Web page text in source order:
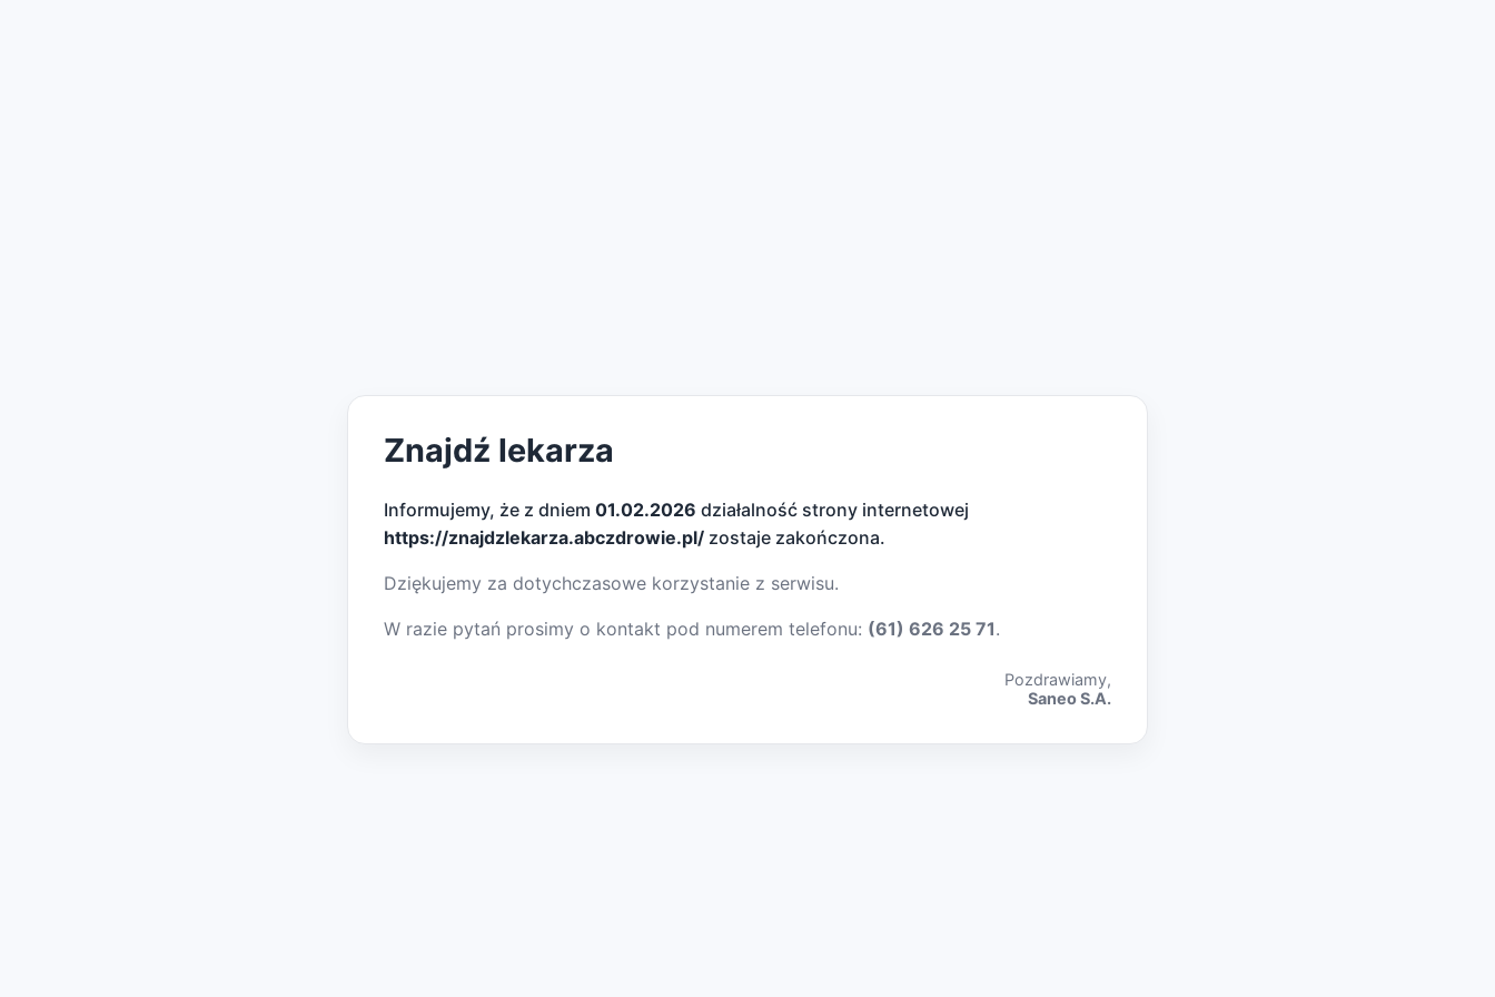
Znajdź lekarza
Informujemy, że z dniem 01.02.2026 działalność strony internetowej
https://znajdzlekarza.abczdrowie.pl/ zostaje zakończona.
Dziękujemy za dotychczasowe korzystanie z serwisu.
W razie pytań prosimy o kontakt pod numerem telefonu: (61) 626 25 71.
Pozdrawiamy,
Saneo S.A.